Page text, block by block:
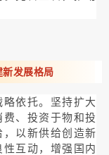
发展格局
依托。坚持扩大
、投资于物和投
以新供给创造新
互动，增强国内